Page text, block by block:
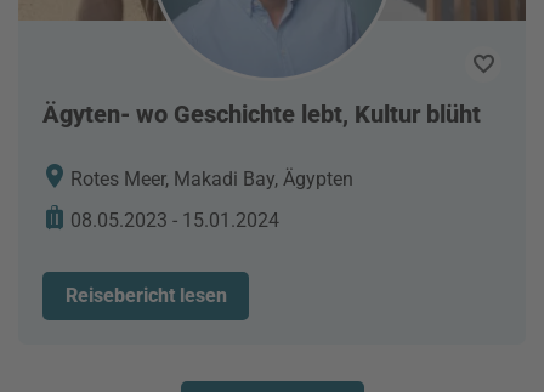
Ägyten- wo Geschichte lebt, Kultur blüht
Rotes Meer, Makadi Bay, Ägypten
08.05.2023 - 15.01.2024
Reisebericht lesen